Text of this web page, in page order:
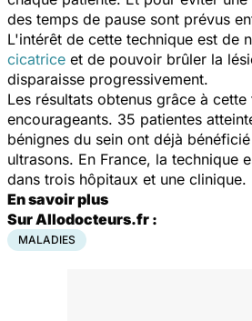
des temps de pause sont prévus
L'intérêt de cette technique est de
cicatrice et de pouvoir brûler la
disparaisse progressivement.
Les résultats obtenus grâce à
encourageants. 35 patientes
bénignes du sein ont déjà
ultrasons. En France, la technique
dans trois hôpitaux et une clinique.
En savoir plus
Sur Allodocteurs.fr :
MALADIES